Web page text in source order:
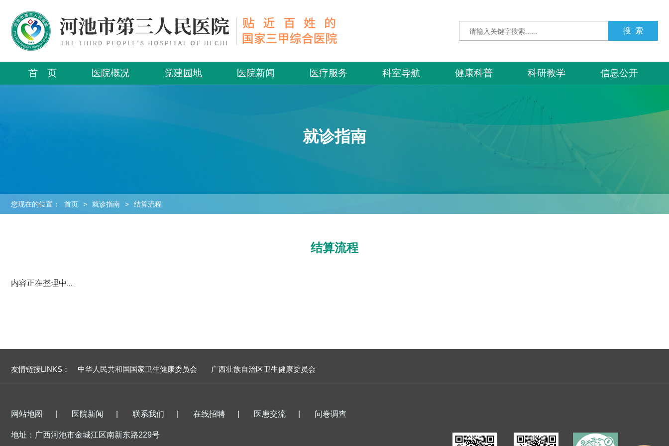
首 页 医院概况 党建园地 医院新闻 医疗服务 科室导航 健康科普 科研教学 信息公开
就诊指南
您现在的位置： 首页 > 就诊指南 > 结算流程
结算流程
内容正在整理中...
友情链接LINKS： 中华人民共和国国家卫生健康委员会 广西壮族自治区卫生健康委员会
网站地图 医院新闻 联系我们 在线招聘 医患交流 问卷调查
地址：广西河池市金城江区南新东路229号